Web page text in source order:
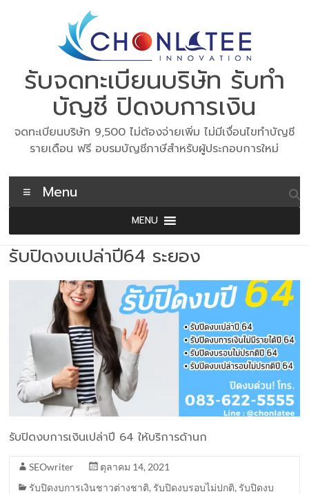
รับจดทะเบียนบริษัท รับทำ
บัญชี ปิดงบการเงิน
จดทะเบียนบริษัท 9,500 ไม่ต้องจ่ายเพิ่ม ไม่มีเงื่อนไขทำบัญชี
รายเดือน ฟรี อบรมบัญชีภาษีสำหรับผู้ประกอบการใหม่
Menu
MENU
รับปิดงบเปล่าปี64 ระยอง
รับปิดงบการเงินเปล่าปี 64 ให้บริการด้านก
SEOwriter
ตุลาคม 14, 2021
รับปิดงบการเงินชาวต่างชาติ, รับปิดงบรอบไม่ปกติ, รับปิดงบ